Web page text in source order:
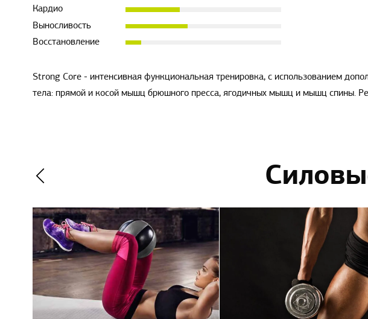
Кардио
Выносливость
Восстановление
Strong Core - интенсивная функциональная тренировка, с использованием
тела: прямой и косой мышц брюшного пресса, ягодичных мышц и мышц спины.